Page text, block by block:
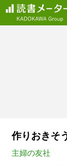
作りおきそ
主婦の友社